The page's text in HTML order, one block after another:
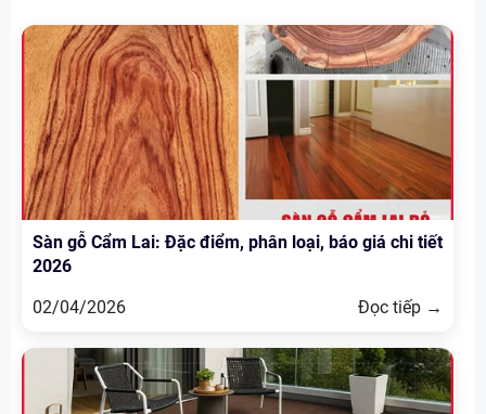
Sàn gỗ Cẩm Lai: Đặc điểm, phân loại, báo giá chi tiết
2026
02/04/2026
Đọc tiếp →